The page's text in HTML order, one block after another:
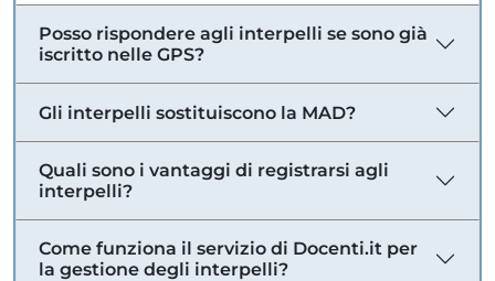
Posso rispondere agli interpelli se sono già
iscritto nelle GPS?
Gli interpelli sostituiscono la MAD?
Quali sono i vantaggi di registrarsi agli
interpelli?
Come funziona il servizio di Docenti.it per
la gestione degli interpelli?